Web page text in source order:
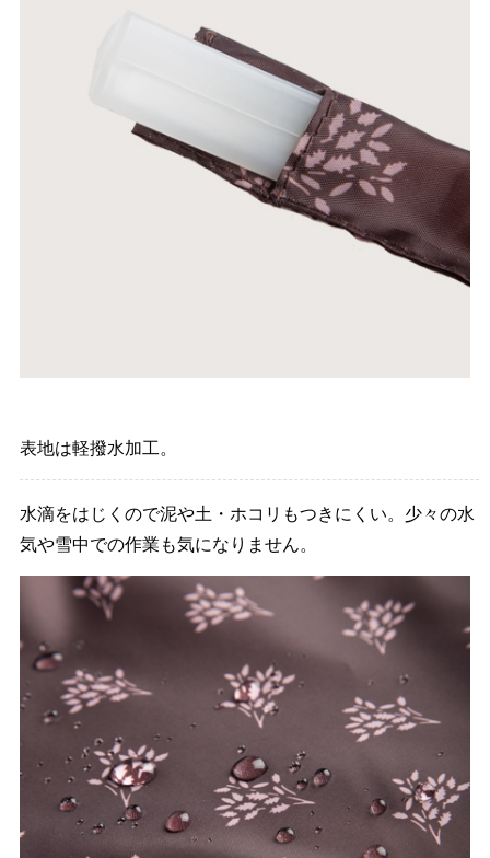
表地は軽撥水加工。
水滴をはじくので泥や土・ホコリもつきにくい。少々の水
気や雪中での作業も気になりません。